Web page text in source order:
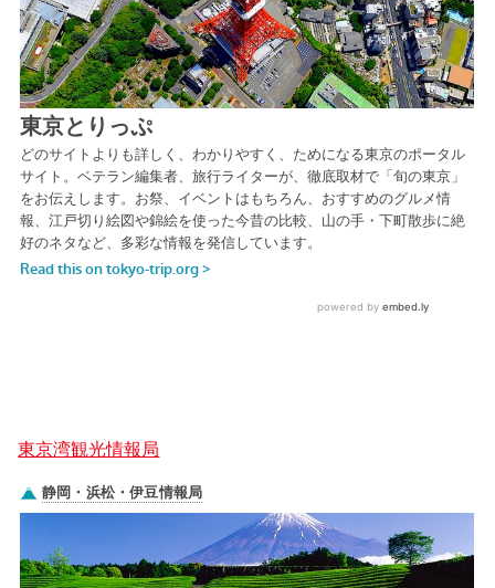
東京湾観光情報局